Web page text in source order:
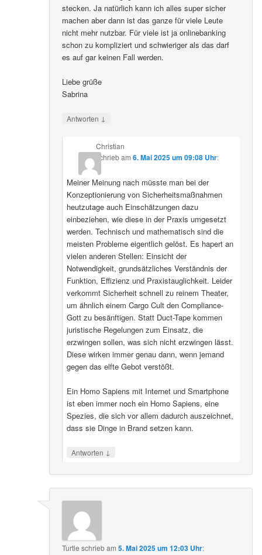
stecken. Ja natürlich kann ich alles super sicher
machen aber dann ist das ganze für viele Leute
nicht mehr nutzbar. Für viele ist ja onlinebanking
schon zu kompliziert und schwieriger als das darf
es auf gar keinen Fall werden.
Liebe grüße
Sabrina
Antworten ↓
Christian
schriebam 6. Mai 2025 um 09:08 Uhr:
Meiner Meinung nach müsste man bei der
Konzeptionierung von Sicherheitsmaßnahmen
heutzutage auch Einschätzungen dazu
einbeziehen, wie diese in der Praxis umgesetzt
werden. Technisch und mathematisch sind die
meisten Probleme eigentlich gelöst. Es hapert an
vielen anderen Stellen: Einsicht der
Notwendigkeit, grundsätzliches Verständnis der
Funktion, Effizienz und Praxistauglichkeit. Leider
verkommt Sicherheit schnell zu reinem Theater,
um ähnlich einem Cargo Cult den Compliance-
Gott zu besänftigen. Statt Duct-Tape kommen
juristische Regelungen zum Einsatz, die
erzwingen sollen, was sich nicht erzwingen lässt.
Diese wirken immer genau dann, wenn jemand
gegen das elfte Gebot verstößt.
Ein Homo Sapiens mit Internet und Smartphone
ist eben immer noch ein Homo Sapiens, eine
Spezies, die sich vor allem dadurch auszeichnet,
dass sie Dinge in Brand setzen kann.
Antworten ↓
Turtle schriebam5. Mai 2025 um 12:03 Uhr: